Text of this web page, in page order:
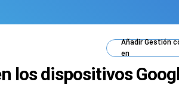
AñadirGestión
en
los dispositivos